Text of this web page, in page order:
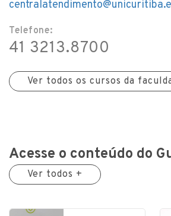
Telefone:
41 3213.8700
Ver todos os cursos da
Acesse o conteúdo do
Ver todos +